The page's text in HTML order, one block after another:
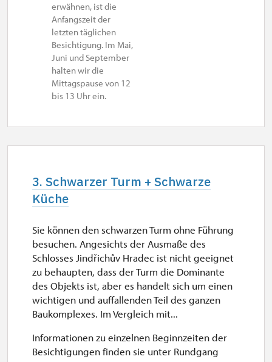
erwähnen, ist die
Anfangszeit der
letzten täglichen
Besichtigung. Im Mai,
Juni und September
halten wir die
Mittagspause von 12
bis 13 Uhr ein.
3. Schwarzer Turm + Schwarze
Küche
Sie können den schwarzen Turm ohne Führung
besuchen. Angesichts der Ausmaße des
Schlosses Jindřichův Hradec ist nicht geeignet
zu behaupten, dass der Turm die Dominante
des Objekts ist, aber es handelt sich um einen
wichtigen und auffallenden Teil des ganzen
Baukomplexes. Im Vergleich mit...
Informationen zu einzelnen Beginnzeiten der
Besichtigungen finden sie unter Rundgang